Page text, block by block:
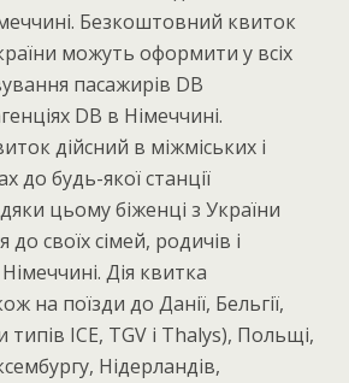
Безкоштовний квиток
можуть оформити у всіх
пасажирів DB
DB в Німеччині.
дійсний в міжміських і
до будь-якої станції
цьому біженці з України
до своїх сімей, родичів і
Дія квитка
на поїзди до Данії, Бельгії,
типів ICE, TGV і Thalys), Польщі,
Нідерландів,